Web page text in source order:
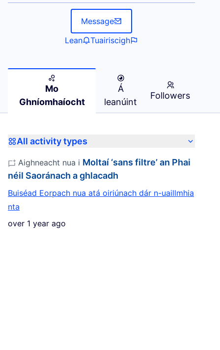
Message
Lean
Tuairiscigh
Mo
Ghníomhaíocht
Á
leanúint
Followers
All activity types
over 1 year ago
Aighneacht nua i Moltaí ‘sans filtre’ an Phai
néil Saoránach a ghlacadh
Buiséad Eorpach nua atá oiriúnach dár n-uaillmhia
nta